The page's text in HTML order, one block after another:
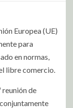
Europea (UE)
para
en normas,
libre comercio.
reunión de